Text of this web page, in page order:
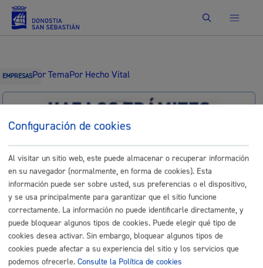
Buscar
EMPRESASPor TemaPor Hecho Vital
Trámites
Servicio de acompañamiento y
asesoramiento a Empresas
Trámite no disponible o fuera de plazo. Si necesitas
Configuración de cookies
Al visitar un sitio web, este puede almacenar o recuperar información
en su navegador (normalmente, en forma de cookies). Esta
información puede ser sobre usted, sus preferencias o el dispositivo,
y se usa principalmente para garantizar que el sitio funcione
correctamente. La información no puede identificarle directamente, y
puede bloquear algunos tipos de cookies. Puede elegir qué tipo de
cookies desea activar. Sin embargo, bloquear algunos tipos de
cookies puede afectar a su experiencia del sitio y los servicios que
podemos ofrecerle. Consulte la Política de cookies